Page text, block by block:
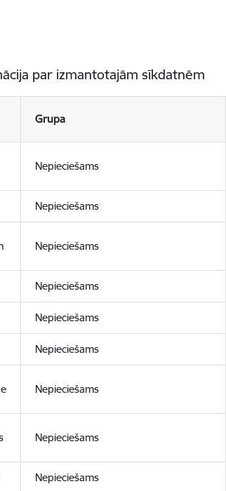
par izmantotajām sīkdatnēm
Grupa
Nepieciešams
Nepieciešams
Nepieciešams
Nepieciešams
Nepieciešams
Nepieciešams
Nepieciešams
Nepieciešams
Nepieciešams